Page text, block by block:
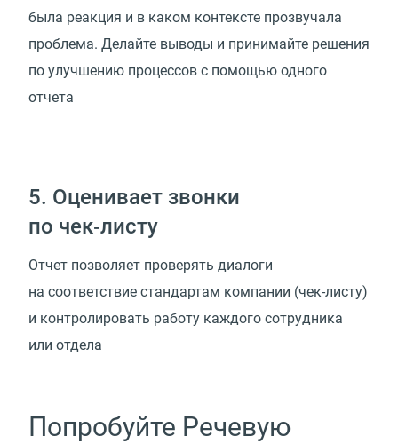
была реакция и в каком контексте прозвучала
проблема. Делайте выводы и принимайте решения
по улучшению процессов с помощью одного
отчета
5. Оценивает звонки
по чек‑листу
Отчет позволяет проверять диалоги
на соответствие стандартам компании (чек-листу)
и контролировать работу каждого сотрудника
или отдела
Попробуйте Речевую